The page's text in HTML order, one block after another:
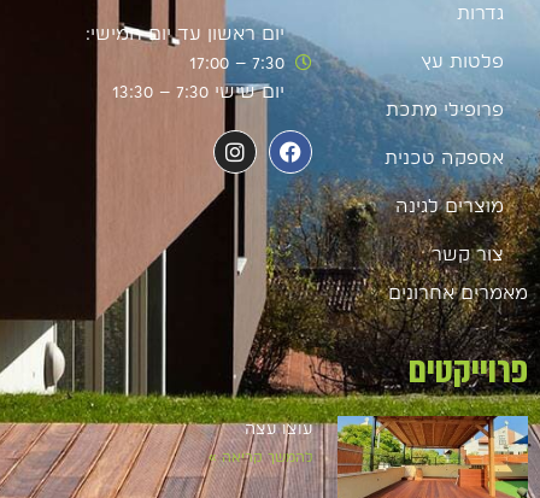
גדרות
פלטות עץ
פרופילי מתכת
אספקה טכנית
מוצרים לגינה
צור קשר
מאמרים אחרונים
יום ראשון עד יום חמישי:
7:30 – 17:00
יום שישי 7:30 – 13:30
פרוייקטים
עוצו עצה
להמשך קריאה »